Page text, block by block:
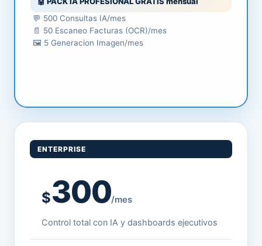
💬 500 Consultas IA/mes
📄 50 Escaneo Facturas (OCR)/mes
🖼️ 5 Generacion Imagen/mes
ENTERPRISE
$300/mes
Control total con IA y dashboards ejecutivos